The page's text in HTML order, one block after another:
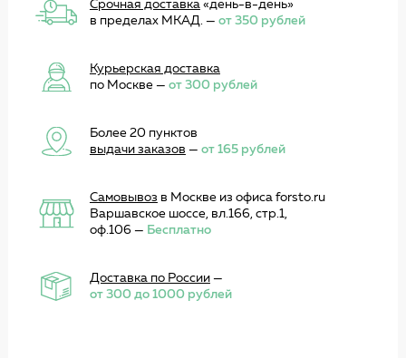
Срочная доставка«день-в-день»
в пределах МКАД. — от 350 рублей
Курьерская доставка
по Москве — от 300 рублей
Более 20 пунктов
выдачи заказов — от 165 рублей
Самовывоз в Москве из офиса forsto.ru
Варшавское шоссе, вл.166, стр.1,
оф.106 — Бесплатно
Доставка по России—
от 300 до 1000 рублей